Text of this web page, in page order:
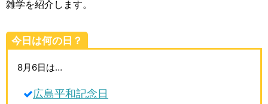
雑学を紹介します。
今日は何の日？
8月6日は…
広島平和記念日
動物雑学
歴史雑学
生活雑学